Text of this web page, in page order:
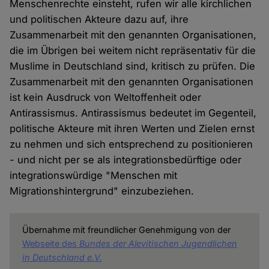
Menschenrechte einsteht, rufen wir alle kirchlichen
und politischen Akteure dazu auf, ihre
Zusammenarbeit mit den genannten Organisationen,
die im Übrigen bei weitem nicht repräsentativ für die
Muslime in Deutschland sind, kritisch zu prüfen. Die
Zusammenarbeit mit den genannten Organisationen
ist kein Ausdruck von Weltoffenheit oder
Antirassismus. Antirassismus bedeutet im Gegenteil,
politische Akteure mit ihren Werten und Zielen ernst
zu nehmen und sich entsprechend zu positionieren
- und nicht per se als integrationsbedürftige oder
integrationswürdige "Menschen mit
Migrationshintergrund" einzubeziehen.
Übernahme mit freundlicher Genehmigung von der
Webseite des Bundes der Alevitischen Jugendlichen
in Deutschland e.V.